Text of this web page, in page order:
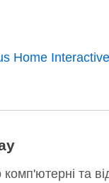
Home Interactive
та